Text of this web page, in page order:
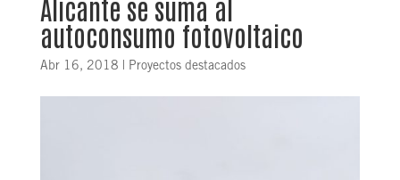
Alicante se suma al
autoconsumo fotovoltaico
Abr 16, 2018 | Proyectos destacados